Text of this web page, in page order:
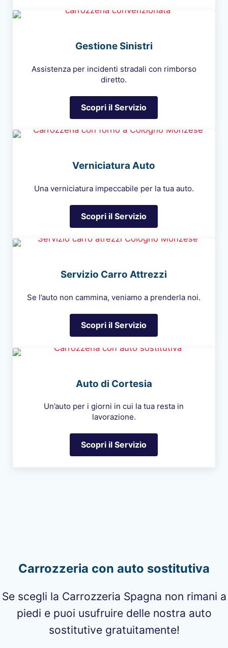
Gestione Sinistri
Assistenza per incidenti stradali con rimborso
diretto.
Scopri il Servizio
Gestione Sinistri
Verniciatura Auto
Una verniciatura impeccabile per la tua auto.
Scopri il ServizioVerniciatura Auto
Servizio Carro Attrezzi
Se l’auto non cammina, veniamo a prenderla noi.
Scopri il ServizioServizio Carro Attrezzi
Auto di Cortesia
Un’auto per i giorni in cui la tua resta in
lavorazione.
Scopri il Servizio
Auto di Cortesia
Carrozzeria con auto sostitutiva
Se scegli la Carrozzeria Spagna non rimani a
piedi e puoi usufruire delle nostra auto
sostitutive gratuitamente!